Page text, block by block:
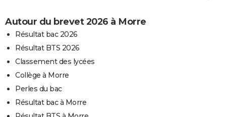
Autour du brevet 2026 à Morre
Résultat bac 2026
Résultat BTS 2026
Classement des lycées
Collège à Morre
Perles du bac
Résultat bac à Morre